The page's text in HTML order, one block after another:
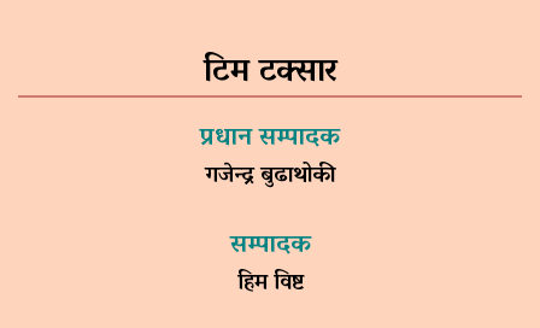
टिम टक्सार
प्रधान सम्पादक
गजेन्द्र बुढाथोकी
सम्पादक
हिम विष्ट